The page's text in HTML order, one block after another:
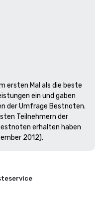
ersten Mal als die beste
ein und gaben
der Umfrage Bestnoten.
Teilnehmern der
erhalten haben
2012).